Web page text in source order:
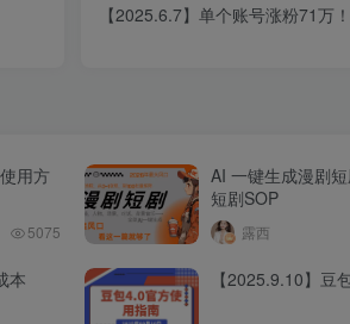
【2025.6.7】单个账号涨粉71万
用方
5075
AI 一键生成漫剧
短剧SOP
露西
本 【2025.9.10】豆